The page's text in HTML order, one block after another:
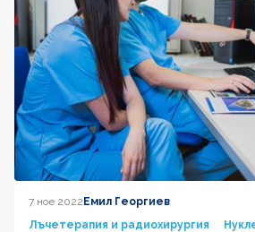
7 ное 2022 Емил Георгиев
Лъчетерапия и радиохирургия